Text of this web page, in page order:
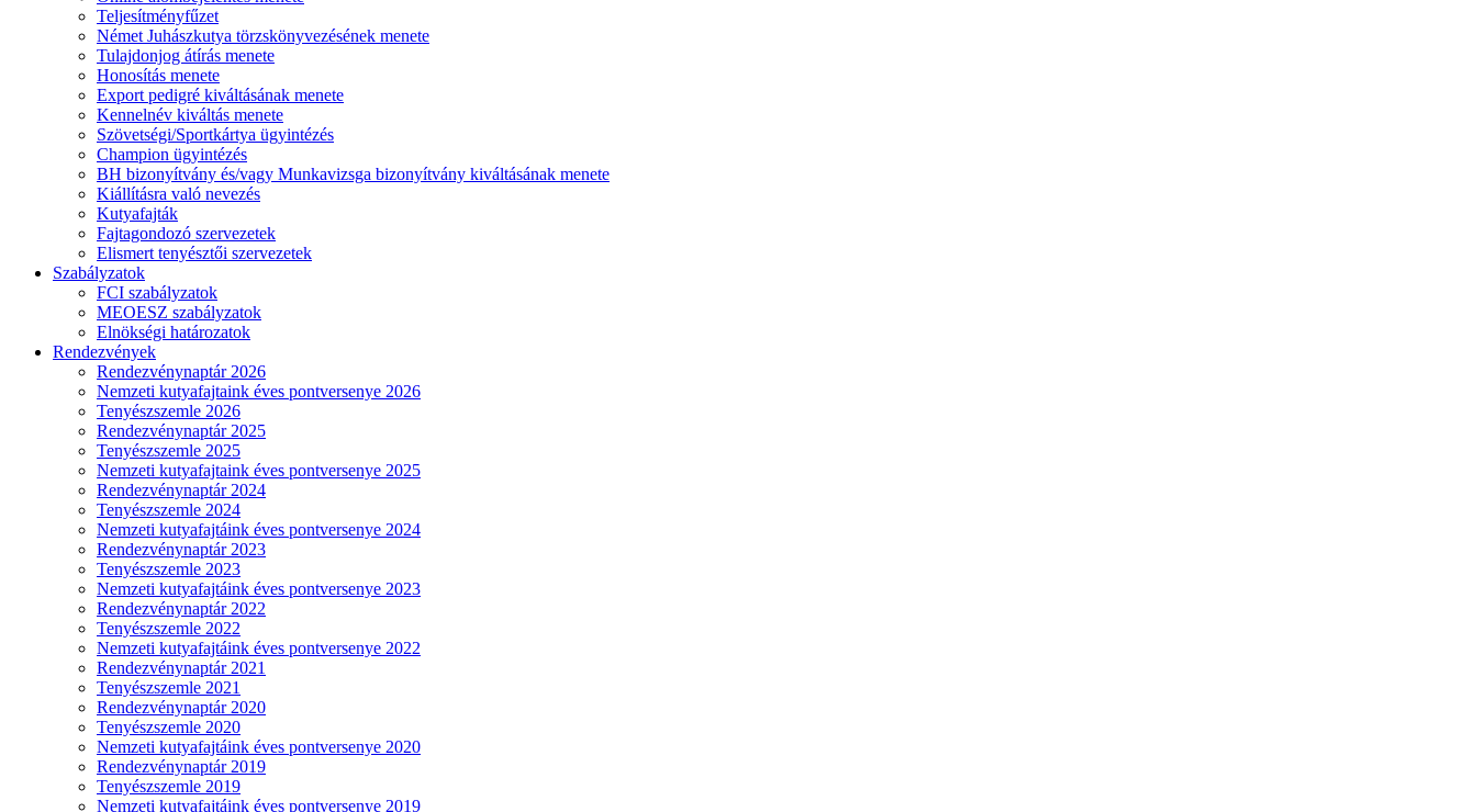
Teljesítményfűzet
Német Juhászkutya törzskönyvezésének menete
Tulajdonjog átírás menete
Honosítás menete
Export pedigré kiváltásának menete
Kennelnév kiváltás menete
Szövetségi/Sportkártya ügyintézés
Champion ügyintézés
BH bizonyítvány és/vagy Munkavizsga bizonyítvány kiváltásának menete
Kiállításra való nevezés
Kutyafajták
Fajtagondozó szervezetek
Elismert tenyésztői szervezetek
Szabályzatok
FCI szabályzatok
MEOESZ szabályzatok
Elnökségi határozatok
Rendezvények
Rendezvénynaptár 2026
Nemzeti kutyafajtaink éves pontversenye 2026
Tenyészszemle 2026
Rendezvénynaptár 2025
Tenyészszemle 2025
Nemzeti kutyafajtaink éves pontversenye 2025
Rendezvénynaptár 2024
Tenyészszemle 2024
Nemzeti kutyafajtáink éves pontversenye 2024
Rendezvénynaptár 2023
Tenyészszemle 2023
Nemzeti kutyafajtáink éves pontversenye 2023
Rendezvénynaptár 2022
Tenyészszemle 2022
Nemzeti kutyafajtáink éves pontversenye 2022
Rendezvénynaptár 2021
Tenyészszemle 2021
Rendezvénynaptár 2020
Tenyészszemle 2020
Nemzeti kutyafajtáink éves pontversenye 2020
Rendezvénynaptár 2019
Tenyészszemle 2019
Nemzeti kutyafajtáink éves pontversenye 2019